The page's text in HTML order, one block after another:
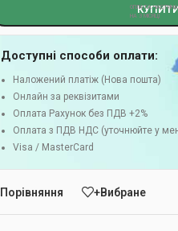
Доступні способи оплати:
Наложений платіж (Нова пошта)
Онлайн за реквізитами
Оплата Рахунок без ПДВ +2%
Оплата з ПДВ НДС (уточнюйте у
Visa / MasterCard
Порівняння +Вибране